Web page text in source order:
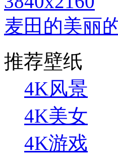
麦田的美丽
推荐壁纸
4K风景
4K美女
4K游戏